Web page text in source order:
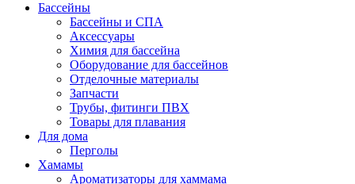
Бассейны
Бассейны и СПА
Аксессуары
Химия для бассейна
Оборудование для бассейнов
Отделочные материалы
Запчасти
Трубы, фитинги ПВХ
Товары для плавания
Для дома
Перголы
Хамамы
Ароматизаторы для хаммама